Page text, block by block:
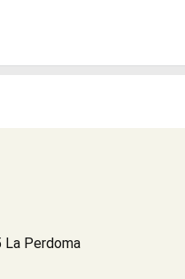
La Perdoma